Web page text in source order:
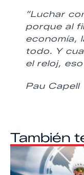
“Luchar
porque al
economía,
todo. Y
el reloj,
Pau Capell
También